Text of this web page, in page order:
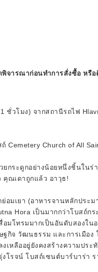
จารณาก่อนทำการสั่งซื้อ หรือ
ชั่วโมง) จากสถานีรถไฟ
Church of All
กระดูกอย่างน้อยหนึ่งชิ้นในร่
ณเดาถูกแล้ว อาวุธ!
อมเยา (อาหารจานหลักประ
Hora เป็นมากกว่าโบสถ์กร
อมโทรมมากเป็นอันดับสองใน
ฐกิจ วัฒนธรรม และการเมือง
เหลืออยู่ยังคงสร้างความประ
โรจน์ โบสถ์เซนต์บาร์บาร่า